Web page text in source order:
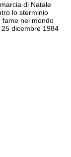
di Natale
lo sterminio
fame nel mondo
25 dicembre 1984